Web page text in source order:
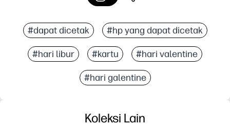
#dapat dicetak #hp yang dapat dicetak
#hari libur #kartu #hari valentine
#hari galentine
Koleksi Lain